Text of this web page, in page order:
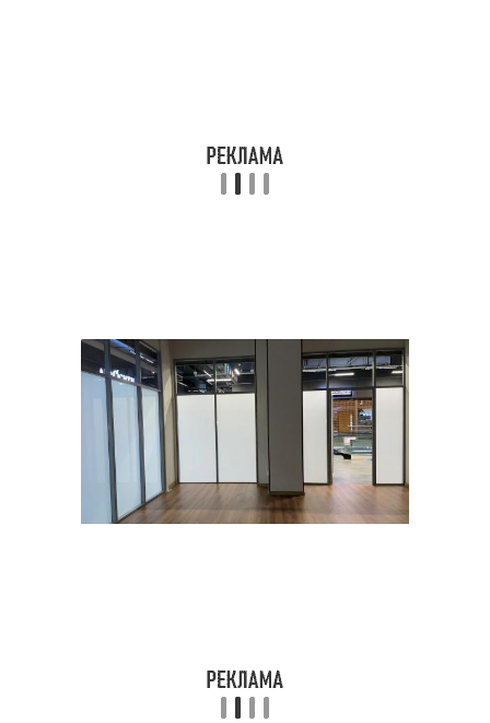
Перегородки без
повреждения
Перегородки для
создания
Раздвижные
перегородки
Складные перегородки